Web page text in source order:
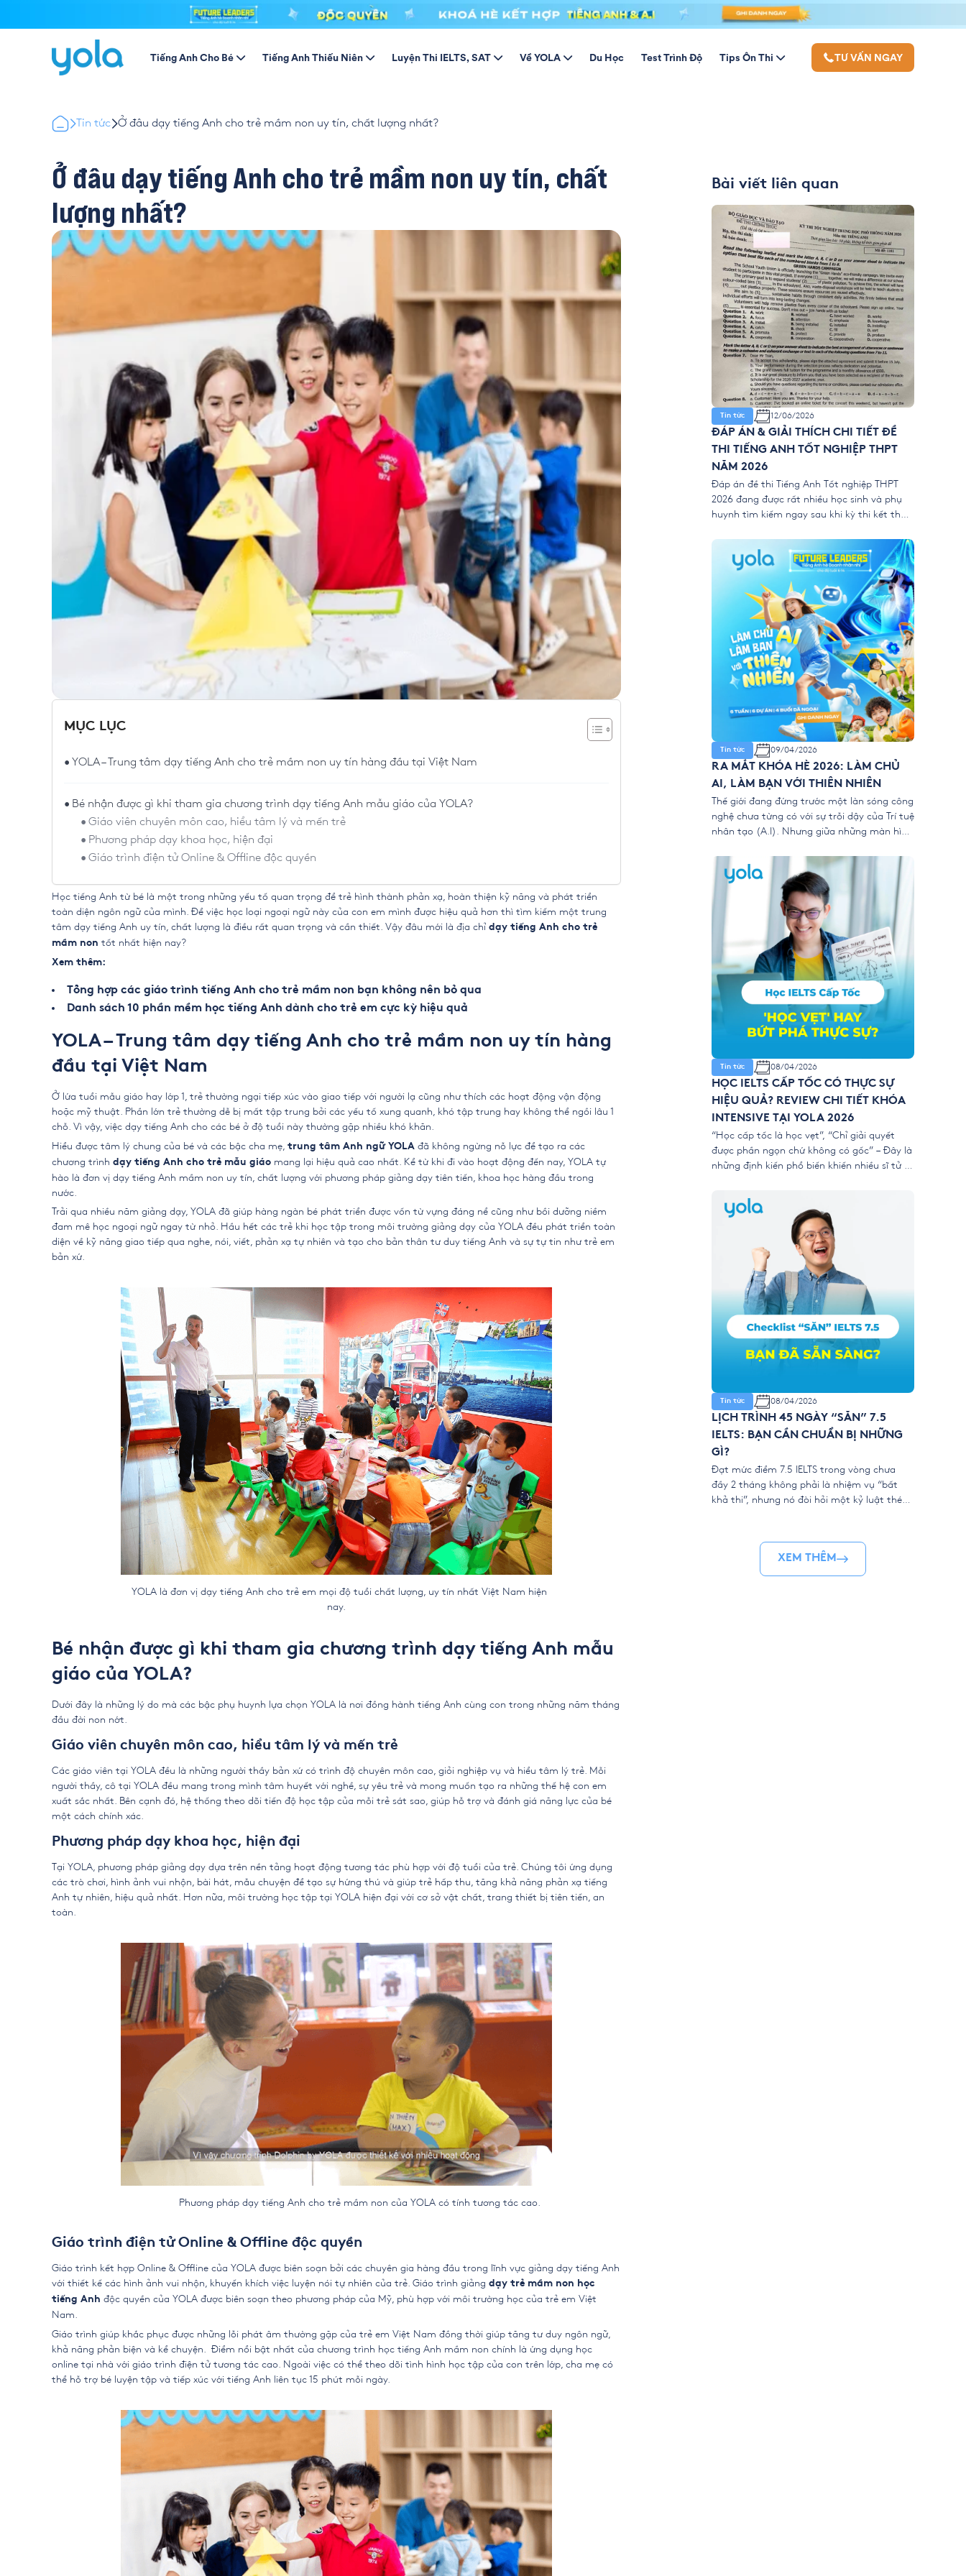
Tiếng Anh Cho Bé Tiếng Anh Thiếu Niên Luyện Thi IELTS, SAT Về YOLA Du Học Test Trình Độ Tips Ôn Thi TƯ VẤN NGAY
Tin tức Ở đâu dạy tiếng Anh cho trẻ mầm non uy tín, chất lượng nhất?
Ở đâu dạy tiếng Anh cho trẻ mầm non uy tín, chất
lượng nhất?
MỤC LỤC
YOLA – Trung tâm dạy tiếng Anh cho trẻ mầm non uy tín hàng đầu tại Việt Nam
Bé nhận được gì khi tham gia chương trình dạy tiếng Anh mẫu giáo của YOLA?
Giáo viên chuyên môn cao, hiểu tâm lý và mến trẻ
Phương pháp dạy khoa học, hiện đại
Giáo trình điện tử Online & Offline độc quyền
Học tiếng Anh từ bé là một trong những yếu tố quan trọng để trẻ hình thành phản xạ, hoàn thiện kỹ năng và phát triển
toàn diện ngôn ngữ của mình. Để việc học loại ngoại ngữ này của con em mình được hiệu quả hơn thì tìm kiếm một trung
tâm dạy tiếng Anh uy tín, chất lượng là điều rất quan trọng và cần thiết. Vậy đâu mới là địa chỉ dạy tiếng Anh cho trẻ
mầm non tốt nhất hiện nay?
Xem thêm:
Tổng hợp các giáo trình tiếng Anh cho trẻ mầm non bạn không nên bỏ qua
Danh sách 10 phần mềm học tiếng Anh dành cho trẻ em cực kỳ hiệu quả
YOLA – Trung tâm dạy tiếng Anh cho trẻ mầm non uy tín hàng
đầu tại Việt Nam
Ở lứa tuổi mẫu giáo hay lớp 1, trẻ thường ngại tiếp xúc vào giao tiếp với người lạ cũng như thích các hoạt động vận động
hoặc mỹ thuật. Phần lớn trẻ thường dễ bị mất tập trung bởi các yếu tố xung quanh, khó tập trung hay không thể ngồi lâu 1
chỗ. Vì vậy, việc dạy tiếng Anh cho các bé ở độ tuổi này thường gặp nhiều khó khăn.
Hiểu được tâm lý chung của bé và các bậc cha mẹ, trung tâm Anh ngữ YOLA đã không ngừng nỗ lực để tạo ra các
chương trình dạy tiếng Anh cho trẻ mẫu giáo mang lại hiệu quả cao nhất. Kể từ khi đi vào hoạt động đến nay, YOLA tự
hào là đơn vị dạy tiếng Anh mầm non uy tín, chất lượng với phương pháp giảng dạy tiên tiến, khoa học hàng đầu trong
nước.
Trải qua nhiều năm giảng dạy, YOLA đã giúp hàng ngàn bé phát triển được vốn từ vựng đáng nể cũng như bồi dưỡng niềm
đam mê học ngoại ngữ ngay từ nhỏ. Hầu hết các trẻ khi học tập trong môi trường giảng dạy của YOLA đều phát triển toàn
diện về kỹ năng giao tiếp qua nghe, nói, viết, phản xạ tự nhiên và tạo cho bản thân tư duy tiếng Anh và sự tự tin như trẻ em
bản xứ.
YOLA là đơn vị dạy tiếng Anh cho trẻ em mọi độ tuổi chất lượng, uy tín nhất Việt Nam hiện
nay.
Bé nhận được gì khi tham gia chương trình dạy tiếng Anh mẫu
giáo của YOLA?
Dưới đây là những lý do mà các bậc phụ huynh lựa chọn YOLA là nơi đồng hành tiếng Anh cùng con trong những năm tháng
đầu đời non nớt.
Giáo viên chuyên môn cao, hiểu tâm lý và mến trẻ
Các giáo viên tại YOLA đều là những người thầy bản xứ có trình độ chuyên môn cao, giỏi nghiệp vụ và hiểu tâm lý trẻ. Mỗi
người thầy, cô tại YOLA đều mang trong mình tâm huyết với nghề, sự yêu trẻ và mong muốn tạo ra những thế hệ con em
xuất sắc nhất. Bên cạnh đó, hệ thống theo dõi tiến độ học tập của mỗi trẻ sát sao, giúp hỗ trợ và đánh giá năng lực của bé
một cách chính xác.
Phương pháp dạy khoa học, hiện đại
Tại YOLA, phương pháp giảng dạy dựa trên nền tảng hoạt động tương tác phù hợp với độ tuổi của trẻ. Chúng tôi ứng dụng
các trò chơi, hình ảnh vui nhộn, bài hát, mẫu chuyện để tạo sự hứng thú và giúp trẻ hấp thu, tăng khả năng phản xạ tiếng
Anh tự nhiên, hiệu quả nhất. Hơn nữa, môi trường học tập tại YOLA hiện đại với cơ sở vật chất, trang thiết bị tiên tiến, an
toàn.
Phương pháp dạy tiếng Anh cho trẻ mầm non của YOLA có tính tương tác cao.
Giáo trình điện tử Online & Offline độc quyền
Giáo trình kết hợp Online & Offline của YOLA được biên soạn bởi các chuyên gia hàng đầu trong lĩnh vực giảng dạy tiếng Anh
với thiết kế các hình ảnh vui nhộn, khuyến khích việc luyện nói tự nhiên của trẻ. Giáo trình giảng dạy trẻ mầm non học
tiếng Anh độc quyền của YOLA được biên soạn theo phương pháp của Mỹ, phù hợp với môi trường học của trẻ em Việt
Nam.
Giáo trình giúp khắc phục được những lỗi phát âm thường gặp của trẻ em Việt Nam đồng thời giúp tăng tư duy ngôn ngữ,
khả năng phản biện và kể chuyện.Điểm nổi bật nhất của chương trình học tiếng Anh mầm non chính là ứng dụng học
online tại nhà với giáo trình điện tử tương tác cao. Ngoài việc có thể theo dõi tình hình học tập của con trên lớp, cha mẹ có
thể hỗ trợ bé luyện tập và tiếp xúc với tiếng Anh liên tục 15 phút mỗi ngày.
Bài viết liên quan
Tin tức 12/06/2026
ĐÁP ÁN & GIẢI THÍCH CHI TIẾT ĐỀ
THI TIẾNG ANH TỐT NGHIỆP THPT
NĂM 2026
Đáp án đề thi Tiếng Anh Tốt nghiệp THPT
2026 đang được rất nhiều học sinh và phụ
huynh tìm kiếm ngay sau khi kỳ thi kết thúc.
quả và đánh giá bài làm của mình, YOLA
cập nhật đề thi chính thức, đáp án tham
Tin tức 09/04/2026
RA MẮT KHÓA HÈ 2026: LÀM CHỦ
AI, LÀM BẠN VỚI THIÊN NHIÊN
Thế giới đang đứng trước một làn sóng công
nghệ chưa từng có với sự trỗi dậy của Trí tuệ
nhân tạo (A.I). Nhưng giữa những màn hình
để trẻ “ngắt kết nối” với vẻ đẹp của thiên
nhiên? 👉 Khóa hè 2026 chính thức […]
Tin tức 08/04/2026
HỌC IELTS CẤP TỐC CÓ THỰC SỰ
HIỆU QUẢ? REVIEW CHI TIẾT KHÓA
INTENSIVE TẠI YOLA 2026
“Học cấp tốc là học vẹt”, “Chỉ giải quyết
được phần ngọn chứ không có gốc” – Đây là
những định kiến phổ biến khiến nhiều sĩ tử e
và du học năm 2026 ngày […]
Tin tức 08/04/2026
LỊCH TRÌNH 45 NGÀY “SĂN” 7.5
IELTS: BẠN CẦN CHUẨN BỊ NHỮNG
GÌ?
Đạt mức điểm 7.5 IELTS trong vòng chưa
đầy 2 tháng không phải là nhiệm vụ “bất
khả thi”, nhưng nó đòi hỏi một kỷ luật thép
YOLA là một cuộc đua marathon rút ngắn.
Để “về đích” […]XEM THÊM